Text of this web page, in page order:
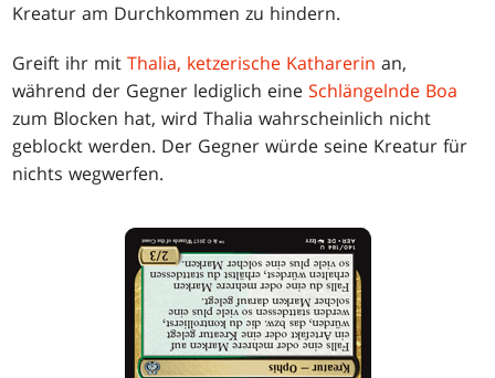
Kreatur am Durchkommen zu hindern.
Greift ihr mitThalia, ketzerische Katharerin an,
während der Gegner lediglich eineSchlängelnde Boa
zum Blocken hat, wird Thalia wahrscheinlich nicht
geblockt werden. Der Gegner würde seine Kreatur für
nichts wegwerfen.